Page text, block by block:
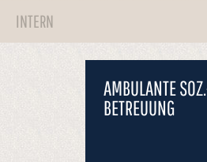
INTERN
AMBULANTE
BETREUUNG